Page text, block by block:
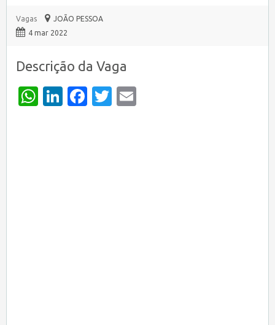
Vagas
JOÃO PESSOA
4 mar 2022
Descrição da Vaga
WhatsApp
LinkedIn
Facebook
Twitter